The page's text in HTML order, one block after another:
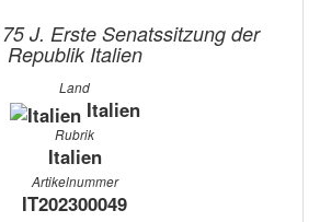
J. Erste Senatssitzung der
Republik Italien
Land
Italien
Rubrik
Italien
Artikelnummer
IT202300049